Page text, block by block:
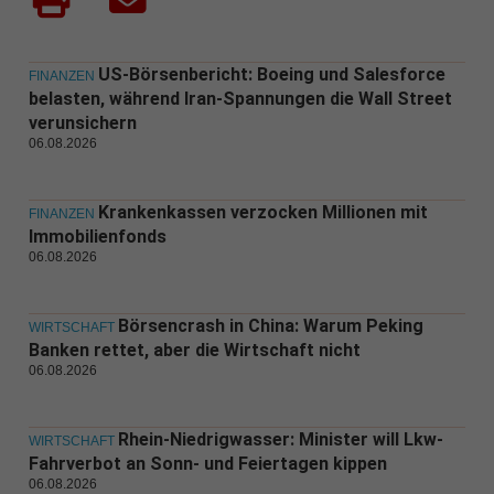
FINANZEN US-Börsenbericht: Boeing und Salesforce
belasten, während Iran-Spannungen die Wall Street
verunsichern
06.08.2026
FINANZEN Krankenkassen verzocken Millionen mit
Immobilienfonds
06.08.2026
WIRTSCHAFT Börsencrash in China: Warum Peking
Banken rettet, aber die Wirtschaft nicht
06.08.2026
WIRTSCHAFT Rhein-Niedrigwasser: Minister will Lkw-
Fahrverbot an Sonn- und Feiertagen kippen
06.08.2026